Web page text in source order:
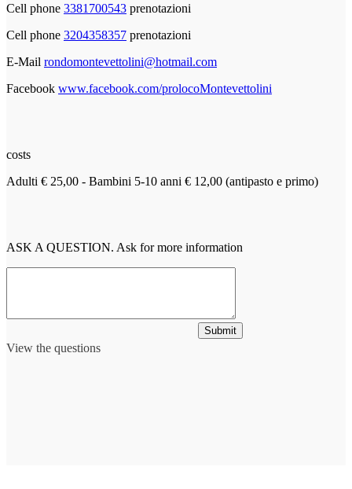
Cell phone 3381700543 prenotazioni
Cell phone 3204358357 prenotazioni
E-Mail rondomontevettolini@hotmail.com
Facebook www.facebook.com/prolocoMontevettolini
costs
Adulti € 25,00 - Bambini 5-10 anni € 12,00 (antipasto e primo)
ASK A QUESTION. Ask for more information
View the questions
Submit